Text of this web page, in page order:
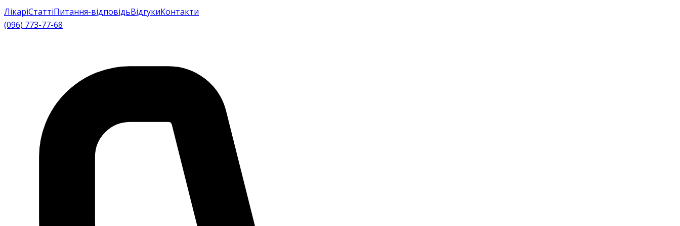
ЛікаріСтаттіПитання-відповідьВідгукиКонтакти
(096) 773-77-68